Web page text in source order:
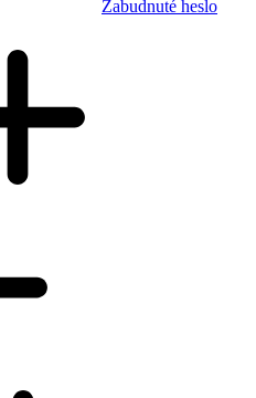
Zabudnuté heslo